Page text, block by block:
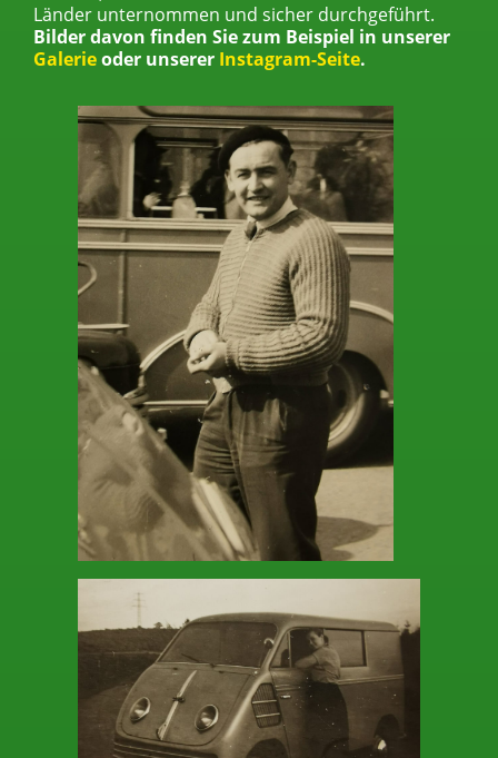
Länder unternommen und sicher durchgeführt.
Bilder davon finden Sie zum Beispiel in unserer
Galerieoder unserer Instagram-Seite.